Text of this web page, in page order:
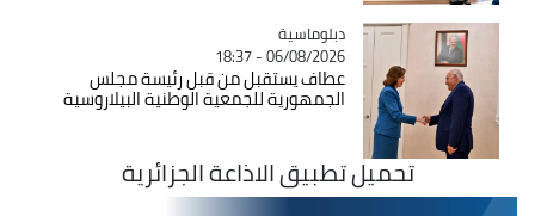
Catégorie
دبلوماسية
06/08/2026 - 18:37
عطاف يستقبل من قبل رئيسة مجلس
الجمهورية للجمعية الوطنية البيلاروسية
تحميل تطبيق الاذاعة الجزائرية